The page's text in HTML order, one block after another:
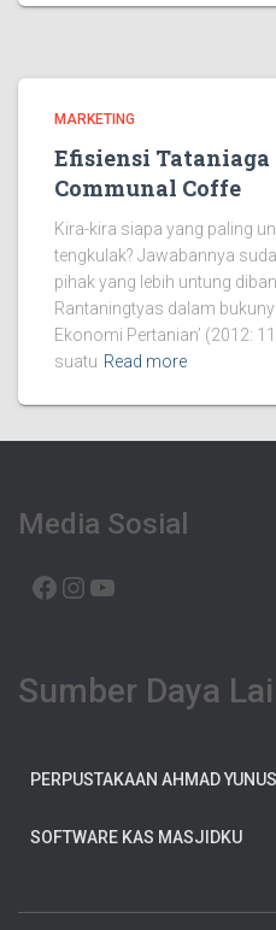
MARKETING
Efisiensi Tataniaga
Communal Coffe
Kira-kira siapa yang paling
tengkulak? Jawabannya
pihak yang lebih untung
Rantaningtyas dalam
Ekonomi Pertanian’ (2012:
suatu Read more
Media Sosial
FACEBOOK INSTAGRAM
Sumber Daya
PERPUSTAKAAN AHMAD YUNUS
SOFTWARE KAS MASJIDKU